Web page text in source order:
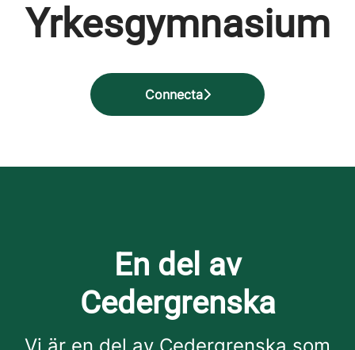
Yrkesgymnasium
Connecta
En del av
Cedergrenska